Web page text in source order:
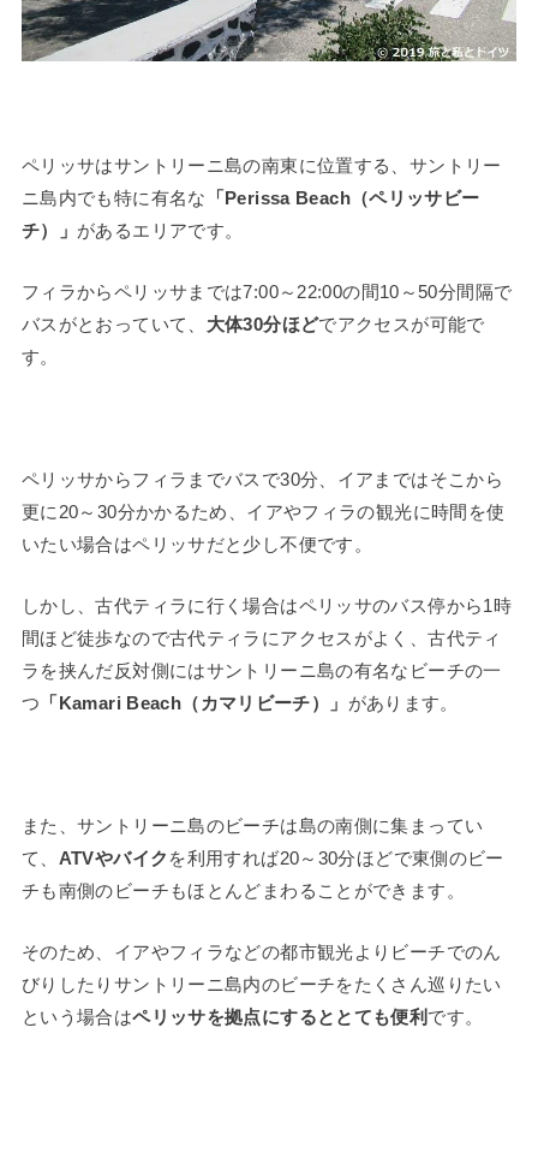
ペリッサはサントリーニ島の南東に位置する、サントリー
ニ島内でも特に有名な 「Perissa Beach（ペリッサビー
チ）」 があるエリアです。
フィラからペリッサまでは7:00～22:00の間10～50分間隔で
バスがとおっていて、 大体30分ほどでアクセスが可能で
す。
ペリッサからフィラまでバスで30分、イアまではそこから
更に20～30分かかるため、イアやフィラの観光に時間を使
いたい場合はペリッサだと少し不便です。
しかし、古代ティラに行く場合はペリッサのバス停から1時
間ほど徒歩なので古代ティラにアクセスがよく、古代ティ
ラを挟んだ反対側にはサントリーニ島の有名なビーチの一
つ 「Kamari Beach（カマリビーチ）」 があります。
また、サントリーニ島のビーチは島の南側に集まってい
て、 ATVやバイク を利用すれば20～30分ほどで東側のビー
チも南側のビーチもほとんどまわることができます。
そのため、イアやフィラなどの都市観光よりビーチでのん
びりしたりサントリーニ島内のビーチをたくさん巡りたい
という場合はペリッサを拠点にするととても便利 です。